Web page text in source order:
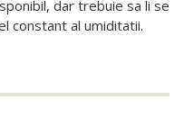
dar trebuie sa li se
constant al umiditatii.